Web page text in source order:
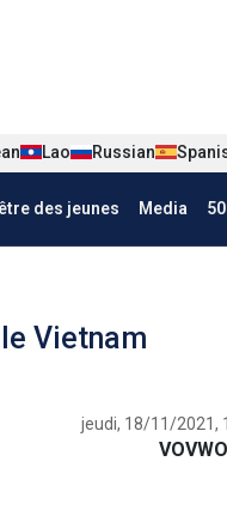
Lao Russian
des jeunes Media
Vietnam
jeudi, 18/11/2021,